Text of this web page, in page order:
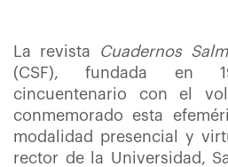
La revista
Cuadernos
(CSF), fundada en
cincuentenario con el
conmemorado esta
modalidad presencial y
rector de la Universidad,